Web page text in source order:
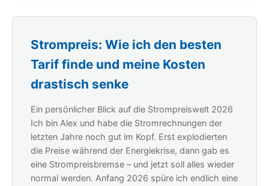
Strompreis: Wie ich den besten
Tarif finde und meine Kosten
drastisch senke
Ein persönlicher Blick auf die Strompreiswelt 2026
Ich bin Alex und habe die Stromrechnungen der
letzten Jahre noch gut im Kopf. Erst explodierten
die Preise während der Energiekrise, dann gab es
eine Strompreisbremse – und jetzt soll alles wieder
normal werden. Anfang 2026 spüre ich endlich eine